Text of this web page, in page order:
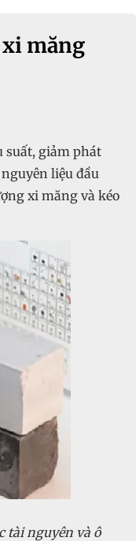
măng
suất, giảm phát
liệu đầu
xi măng và kéo
tài nguyên và ô